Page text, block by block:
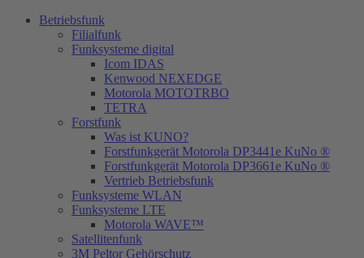
Betriebsfunk
Filialfunk
Funksysteme digital
Icom IDAS
Kenwood NEXEDGE
Motorola MOTOTRBO
TETRA
Forstfunk
Was ist KUNO?
Forstfunkgerät Motorola DP3441e KuNo ®
Forstfunkgerät Motorola DP3661e KuNo ®
Vertrieb Betriebsfunk
Funksysteme WLAN
Funksysteme LTE
Motorola WAVE™
Satellitenfunk
3M Peltor Gehörschutz